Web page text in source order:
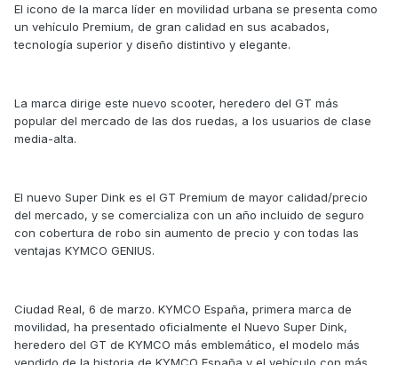
El icono de la marca líder en movilidad urbana se presenta como
un vehículo Premium, de gran calidad en sus acabados,
tecnología superior y diseño distintivo y elegante.
La marca dirige este nuevo scooter, heredero del GT más
popular del mercado de las dos ruedas, a los usuarios de clase
media-alta.
El nuevo Super Dink es el GT Premium de mayor calidad/precio
del mercado, y se comercializa con un año incluido de seguro
con cobertura de robo sin aumento de precio y con todas las
ventajas KYMCO GENIUS.
Ciudad Real, 6 de marzo. KYMCO España, primera marca de
movilidad, ha presentado oficialmente el Nuevo Super Dink,
heredero del GT de KYMCO más emblemático, el modelo más
vendido de la historia de KYMCO España y el vehículo con más